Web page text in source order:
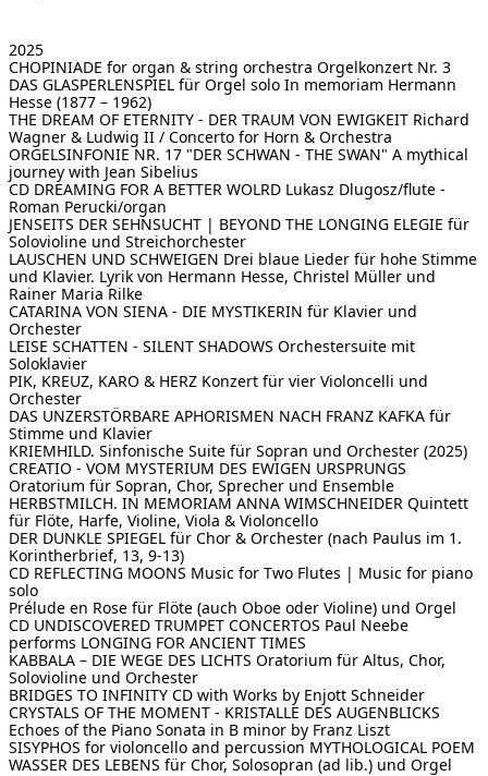
Feed
[ Suche ]
english
2025
CHOPINIADE for organ & string orchestra Orgelkonzert Nr. 3
DAS GLASPERLENSPIEL für Orgel solo In memoriam Hermann
Hesse (1877 – 1962)
THE DREAM OF ETERNITY - DER TRAUM VON EWIGKEIT Richard
Wagner & Ludwig II / Concerto for Horn & Orchestra
ORGELSINFONIE NR. 17 "DER SCHWAN - THE SWAN" A mythical
journey with Jean Sibelius
CD DREAMING FOR A BETTER WOLRD Lukasz Dlugosz/flute -
Roman Perucki/organ
JENSEITS DER SEHNSUCHT | BEYOND THE LONGING ELEGIE für
Solovioline und Streichorchester
LAUSCHEN UND SCHWEIGEN Drei blaue Lieder für hohe Stimme
und Klavier. Lyrik von Hermann Hesse, Christel Müller und
Rainer Maria Rilke
CATARINA VON SIENA - DIE MYSTIKERIN für Klavier und
Orchester
LEISE SCHATTEN - SILENT SHADOWS Orchestersuite mit
Soloklavier
PIK, KREUZ, KARO & HERZ Konzert für vier Violoncelli und
Orchester
DAS UNZERSTÖRBARE APHORISMEN NACH FRANZ KAFKA für
Stimme und Klavier
KRIEMHILD. Sinfonische Suite für Sopran und Orchester (2025)
CREATIO - VOM MYSTERIUM DES EWIGEN URSPRUNGS
Oratorium für Sopran, Chor, Sprecher und Ensemble
HERBSTMILCH. IN MEMORIAM ANNA WIMSCHNEIDER Quintett
für Flöte, Harfe, Violine, Viola & Violoncello
DER DUNKLE SPIEGEL für Chor & Orchester (nach Paulus im 1.
Korintherbrief, 13, 9-13)
CD REFLECTING MOONS Music for Two Flutes | Music for piano
solo
Prélude en Rose für Flöte (auch Oboe oder Violine) und Orgel
CD UNDISCOVERED TRUMPET CONCERTOS Paul Neebe
performs LONGING FOR ANCIENT TIMES
KABBALA – DIE WEGE DES LICHTS Oratorium für Altus, Chor,
Solovioline und Orchester
BRIDGES TO INFINITY CD with Works by Enjott Schneider
CRYSTALS OF THE MOMENT - KRISTALLE DES AUGENBLICKS
Echoes of the Piano Sonata in B minor by Franz Liszt
SISYPHOS for violoncello and percussion MYTHOLOGICAL POEM
WASSER DES LEBENS für Chor, Solosopran (ad lib.) und Orgel